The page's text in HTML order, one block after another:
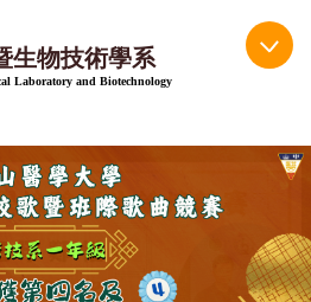
生物技術學系
Laboratory and Biotechnology